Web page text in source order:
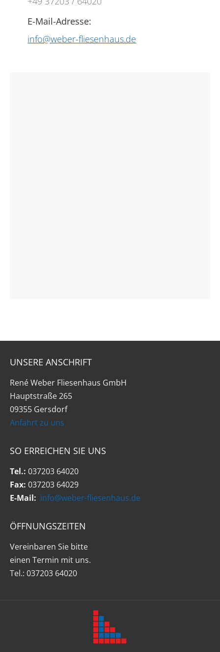
E-Mail-Adresse:
info@weber-fliesenhaus.de
UNSERE ANSCHRIFT
René Weber Fliesenhaus GmbH
Hauptstraße 265
09355 Gersdorf
Anfahrt zu uns
SO ERREICHEN SIE UNS
Tel.: 037203 64020
Fax: 037203 64029
E-Mail: info@weber-fliesenhaus.de
ÖFFNUNGSZEITEN
Vereinbaren Sie bitte
einen Termin mit uns.
Tel.: 037203 64020